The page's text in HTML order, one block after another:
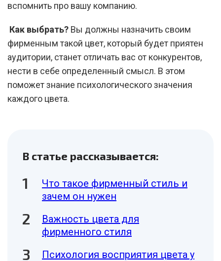
вспомнить про вашу компанию.
Как выбрать? Вы должны назначить своим
фирменным такой цвет, который будет приятен
аудитории, станет отличать вас от конкурентов,
нести в себе определенный смысл. В этом
поможет знание психологического значения
каждого цвета.
В статье рассказывается:
Что такое фирменный стиль и
зачем он нужен
Важность цвета для
фирменного стиля
Психология восприятия цвета у